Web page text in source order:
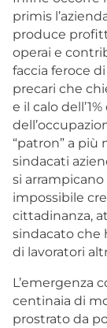
primis
produce
operai e
faccia feroce
precari che
e il calo
“patron” a più
sindacati
si
impossibile
cittadinanza,
sindacato che
di lavoratori
L’emergenza
centinaia di
prostrato da